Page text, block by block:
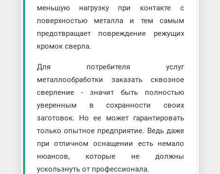
меньшую нагрузку при контакте с
поверхностью металла и тем самым
предотвращает повреждение режущих
кромок сверла.
Для потребителя услуг
металлообработки заказать сквозное
сверление - значит быть полностью
уверенным в сохранности своих
заготовок. Но ее может гарантировать
только опытное предприятие. Ведь даже
при отличном оснащении есть немало
нюансов, которые не должны
ускользнуть от профессионала.